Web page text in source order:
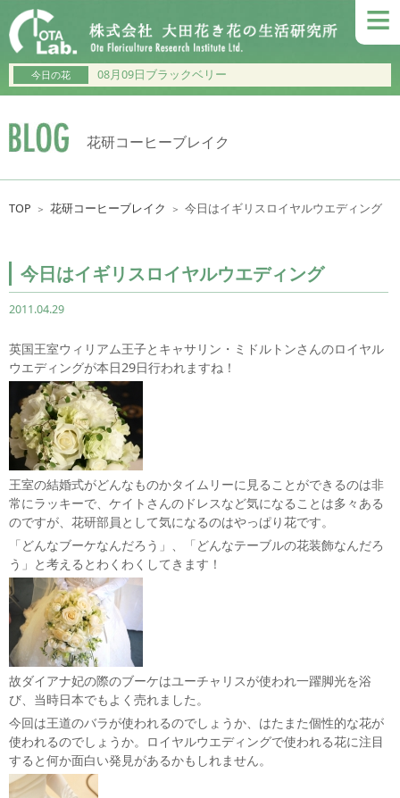
≡
今日の花 08月09日ブラックベリー
花研コーヒーブレイク
TOP ＞ 花研コーヒーブレイク ＞ 今日はイギリスロイヤルウエディング
今日はイギリスロイヤルウエディング
2011.04.29
英国王室ウィリアム王子とキャサリン・ミドルトンさんのロイヤル
ウエディングが本日29日行われますね！
王室の結婚式がどんなものかタイムリーに見ることができるのは非
常にラッキーで、ケイトさんのドレスなど気になることは多々ある
のですが、花研部員として気になるのはやっぱり花です。
「どんなブーケなんだろう」、「どんなテーブルの花装飾なんだろ
う」と考えるとわくわくしてきます！
故ダイアナ妃の際のブーケはユーチャリスが使われ一躍脚光を浴
び、当時日本でもよく売れました。
今回は王道のバラが使われるのでしょうか、はたまた個性的な花が
使われるのでしょうか。ロイヤルウエディングで使われる花に注目
すると何か面白い発見があるかもしれません。